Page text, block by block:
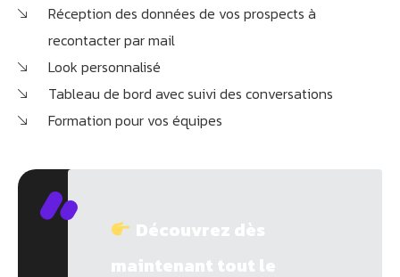
Réception des données de vos prospects à
recontacter par mail
Look personnalisé
Tableau de bord avec suivi des conversations
Formation pour vos équipes
Découvrez dès
maintenant tout le